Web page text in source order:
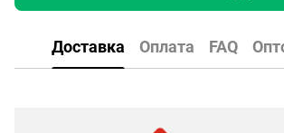
Доставка Оплата FAQ